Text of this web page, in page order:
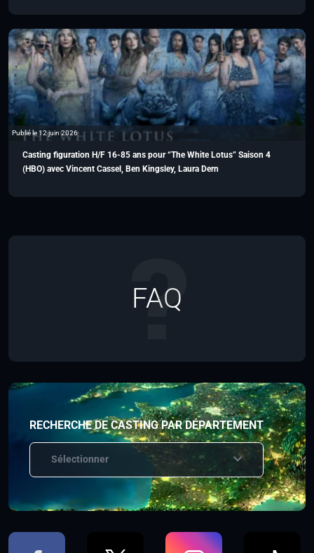
Publié le 12 juin 2026
Casting figuration H/F 16-85 ans pour “The White Lotus” Saison 4
(HBO) avec Vincent Cassel, Ben Kingsley, Laura Dern
FAQ
RECHERCHE DE CASTING PAR DÉPARTEMENT
Sélectionner